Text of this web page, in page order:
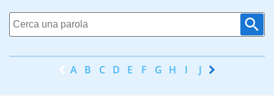
A B C D E F G H I J K